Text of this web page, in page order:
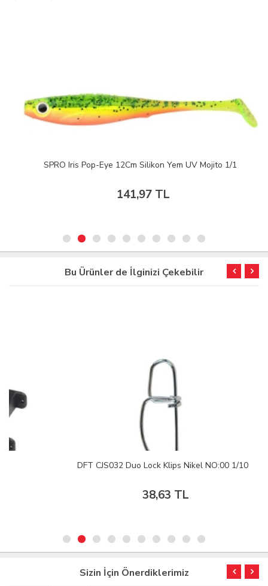
SPRO Iris Pop-Eye 12Cm Silikon Yem UV Mojito 1/1
141,97 TL
Bu Ürünler de İlginizi Çekebilir
DFT CJS032 Duo Lock Klips Nikel NO:00 1/10
38,63 TL
Sizin İçin Önerdiklerimiz